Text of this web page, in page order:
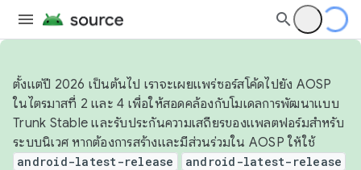
ตั้งแต่ปี 2026 เป็นต้นไป เราจะเผยแพร่ซอร์สโค้ดไปยัง AOSP
ในไตรมาสที่ 2 และ 4 เพื่อให้สอดคล้องกับโมเดลการพัฒนาแบบ
Trunk Stable และรับประกันความเสถียรของแพลตฟอร์มสำหรับ
ระบบนิเวศ หากต้องการสร้างและมีส่วนร่วมใน AOSP ให้ใช้
android-latest-release android-latest-release